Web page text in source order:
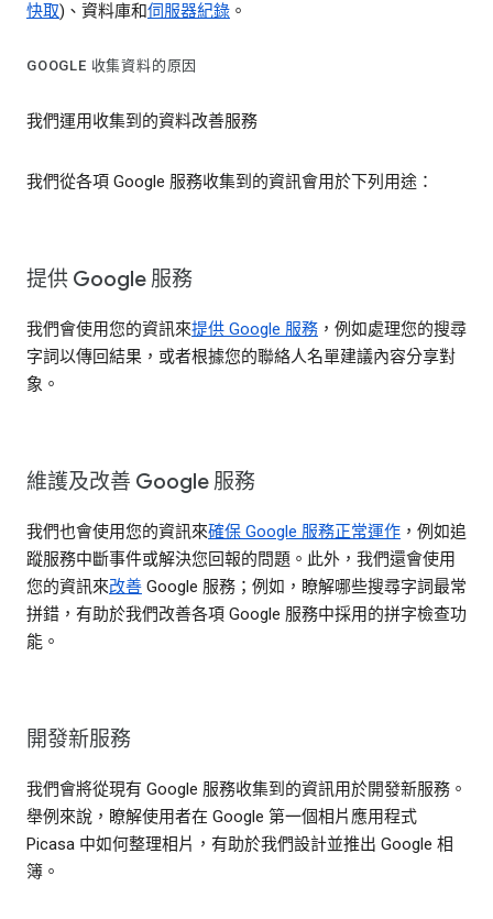
快取)、資料庫和伺服器紀錄 。
GOOGLE 收集資料的原因
我們運用收集到的資料改善服務
我們從各項 Google 服務收集到的資訊會用於下列用途：
提供 Google 服務
我們會使用您的資訊來提供 Google 服務 ，例如處理您的搜尋
字詞以傳回結果，或者根據您的聯絡人名單建議內容分享對
象。
維護及改善 Google 服務
我們也會使用您的資訊來確保 Google 服務正常運作 ，例如追
蹤服務中斷事件或解決您回報的問題。此外，我們還會使用
您的資訊來改善 Google 服務；例如，瞭解哪些搜尋字詞最常
拼錯，有助於我們改善各項 Google 服務中採用的拼字檢查功
能。
開發新服務
我們會將從現有 Google 服務收集到的資訊用於開發新服務。
舉例來說，瞭解使用者在 Google 第一個相片應用程式
Picasa 中如何整理相片，有助於我們設計並推出 Google 相
簿。